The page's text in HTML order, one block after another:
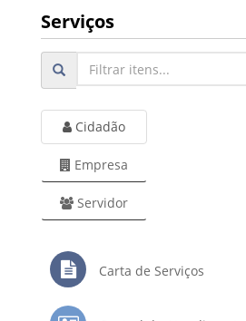
Serviços
Cidadão
Empresa
Servidor
Carta de Serviços